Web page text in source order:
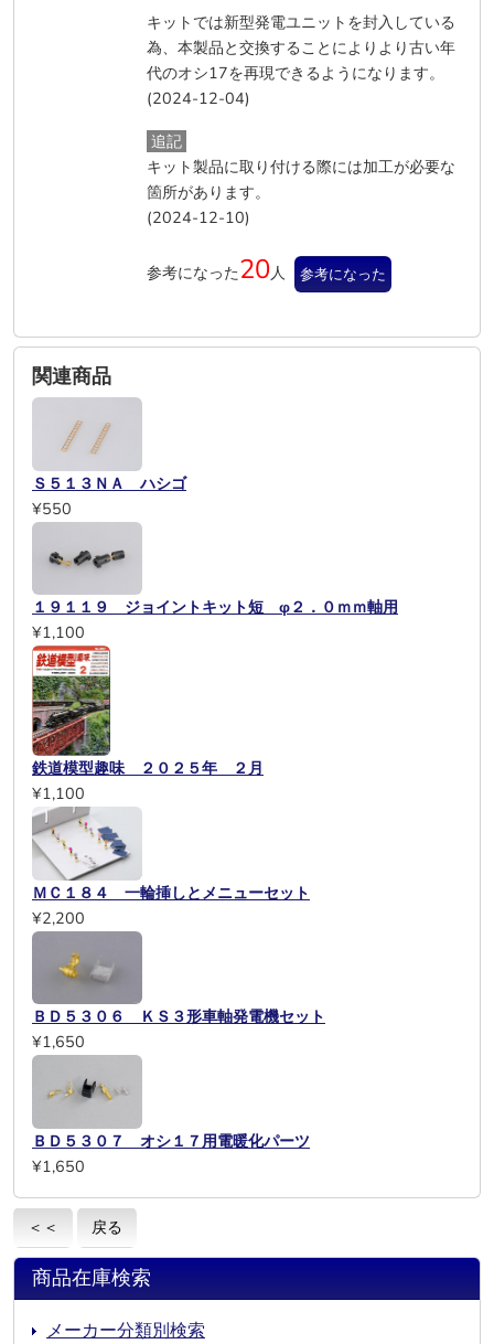
キットでは新型発電ユニットを封入している
為、本製品と交換することによりより古い年
代のオシ17を再現できるようになります。
(2024-12-04)
追記
キット製品に取り付ける際には加工が必要な
箇所があります。
(2024-12-10)
参考になった20人 参考になった
関連商品
Ｓ５１３ＮＡ ハシゴ
¥550
１９１１９ ジョイントキット短 φ２．０ｍｍ軸用
¥1,100
鉄道模型趣味 ２０２５年 ２月
¥1,100
ＭＣ１８４ 一輪挿しとメニューセット
¥2,200
ＢＤ５３０６ ＫＳ３形車軸発電機セット
¥1,650
ＢＤ５３０７ オシ１７用電暖化パーツ
¥1,650
＜＜ 戻る
商品在庫検索
メーカー分類別検索